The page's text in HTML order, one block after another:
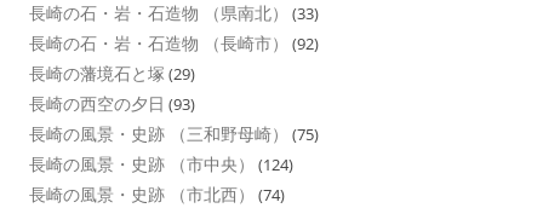
長崎の石・岩・石造物 （県南北） (33)
長崎の石・岩・石造物 （長崎市） (92)
長崎の藩境石と塚 (29)
長崎の西空の夕日 (93)
長崎の風景・史跡 （三和野母崎） (75)
長崎の風景・史跡 （市中央） (124)
長崎の風景・史跡 （市北西） (74)